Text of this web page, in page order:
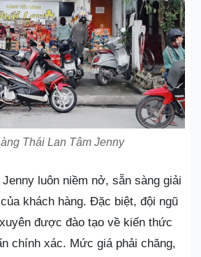
Thái Lan Tâm Jenny
luôn niềm nở, sẵn sàng giải
khách hàng. Đặc biệt, đội ngũ
được đào tạo về kiến thức
chính xác. Mức giá phải chăng,